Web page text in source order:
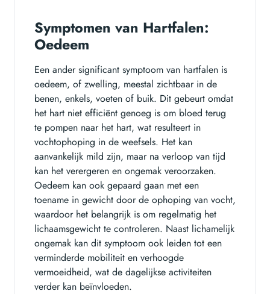
Symptomen van Hartfalen:
Oedeem
Een ander significant symptoom van hartfalen is
oedeem, of zwelling, meestal zichtbaar in de
benen, enkels, voeten of buik. Dit gebeurt omdat
het hart niet efficiënt genoeg is om bloed terug
te pompen naar het hart, wat resulteert in
vochtophoping in de weefsels. Het kan
aanvankelijk mild zijn, maar na verloop van tijd
kan het verergeren en ongemak veroorzaken.
Oedeem kan ook gepaard gaan met een
toename in gewicht door de ophoping van vocht,
waardoor het belangrijk is om regelmatig het
lichaamsgewicht te controleren. Naast lichamelijk
ongemak kan dit symptoom ook leiden tot een
verminderde mobiliteit en verhoogde
vermoeidheid, wat de dagelijkse activiteiten
verder kan beïnvloeden.